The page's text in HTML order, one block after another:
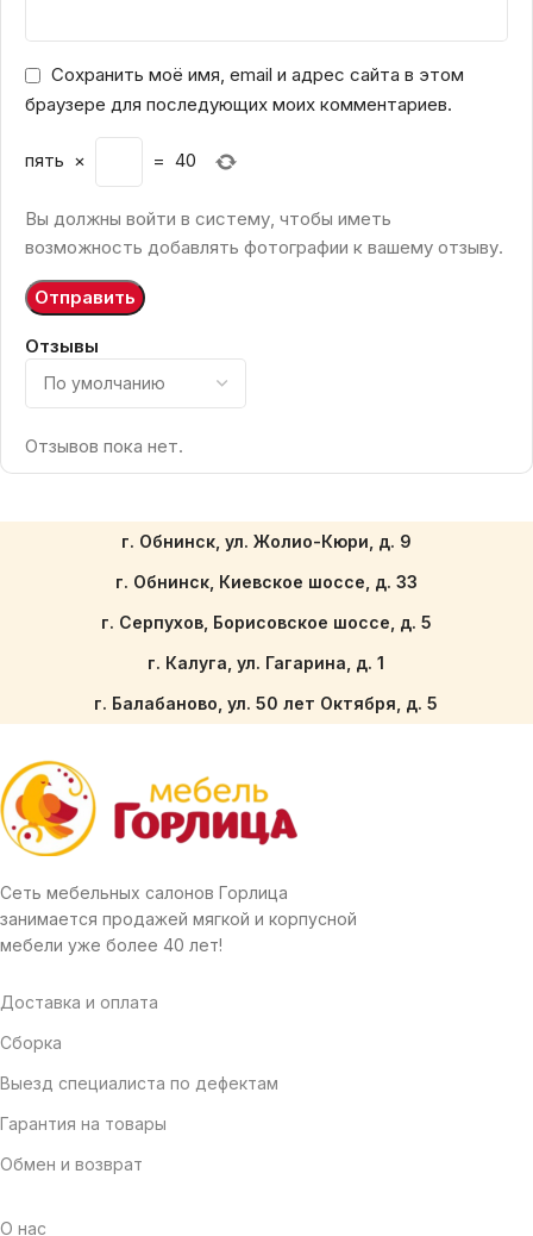
Отзывы
Отзывов пока нет.
Сохранить моё имя, email и адрес сайта в этом
браузере для последующих моих комментариев.
пять × = 40
Вы должны войти в систему, чтобы иметь
возможность добавлять фотографии к вашему отзыву.
г. Обнинск, ул. Жолио-Кюри, д. 9
г. Обнинск, Киевское шоссе, д. 33
г. Серпухов, Борисовское шоссе, д. 5
г. Калуга, ул. Гагарина, д. 1
г. Балабаново, ул. 50 лет Октября, д. 5
Сеть мебельных салонов Горлица
занимается продажей мягкой и корпусной
мебели уже более 40 лет!
Доставка и оплата
Сборка
Выезд специалиста по дефектам
Гарантия на товары
Обмен и возврат
О нас